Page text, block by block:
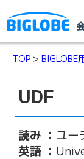
TOP > BIGLOBE
UDF
読み ： ユー
英語 ：